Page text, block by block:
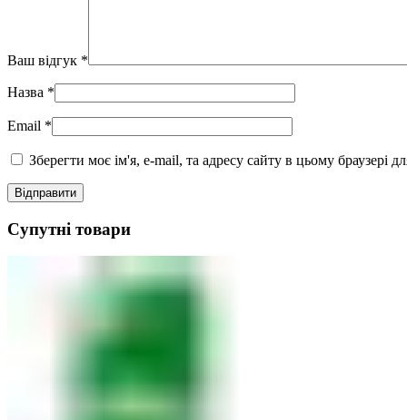
Ваш відгук *
Назва *
Email *
Зберегти моє ім'я, e-mail, та адресу сайту в цьому браузері
Супутні товари